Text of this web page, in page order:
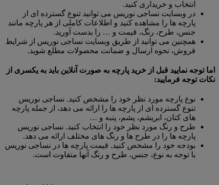
انتخاب و خریداری کنید.
در وبسایت نساجی نوریس می توانید تنوع گسترده ای از
پارچه ها را مشاهده کنید و اطلاعات کاملی از هر پارچه مانند
جنس، طرح، رنگ، قیمت و … را بدست آورید.
همچنین می توانید از طریق وبسایت نساجی نوریس از شرایط
فروش، نحوه ارسال و ضمانت محصولات مطلع شوید.
اما توجه نمایید قبل از خرید پارچه به صورت آنلاین باید به یکسری از
نکات توجه فرمایید:
نوع پارچه مورد نظر خود را مشخص کنید. نساجی نوریس
تنوع گسترده ای از پارچه ها را ارائه می دهد، از جمله پارچه
های کتان، ابریشم، پشم، پنبه و …
طرح و رنگ مورد نظر خود را انتخاب کنید. نساجی نوریس
پارچه ها را در طرح ها و رنگ های مختلف ارائه می دهد.
بودجه خود را مشخص کنید. قیمت پارچه ها در نساجی نوریس
با توجه به نوع، جنس، طرح و رنگ آنها متفاوت است.